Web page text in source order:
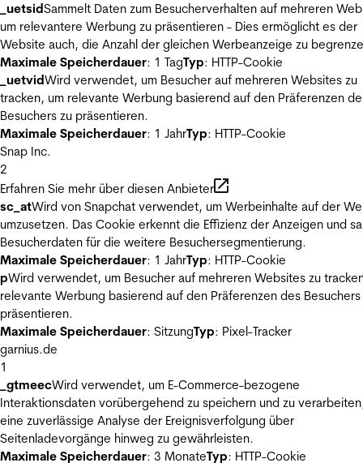
_uetsidSammelt Daten zum Besucherverhalten auf mehreren
um relevantere Werbung zu präsentieren - Dies ermöglicht es der
Website auch, die Anzahl der gleichen Werbeanzeige zu
Maximale Speicherdauer: 1 TagTyp: HTTP-Cookie
_uetvidWird verwendet, um Besucher auf mehreren Websites zu
tracken, um relevante Werbung basierend auf den Präferenzen
Besuchers zu präsentieren.
Maximale Speicherdauer: 1 JahrTyp: HTTP-Cookie
Snap Inc.
2
Erfahren Sie mehr über diesen Anbieter
sc_atWird von Snapchat verwendet, um Werbeinhalte auf der
umzusetzen. Das Cookie erkennt die Effizienz der Anzeigen und
Besucherdaten für die weitere Besuchersegmentierung.
Maximale Speicherdauer: 1 JahrTyp: HTTP-Cookie
pWird verwendet, um Besucher auf mehreren Websites zu
relevante Werbung basierend auf den Präferenzen des Besuchers
präsentieren.
Maximale Speicherdauer: SitzungTyp: Pixel-Tracker
garnius.de
1
_gtmeecWird verwendet, um E-Commerce-bezogene
Interaktionsdaten vorübergehend zu speichern und zu
eine zuverlässige Analyse der Ereignisverfolgung über
Seitenladevorgänge hinweg zu gewährleisten.
Maximale Speicherdauer: 3 MonateTyp: HTTP-Cookie